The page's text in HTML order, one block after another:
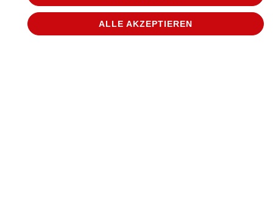
JETZT BESTELLEN
ALLE AKZEPTIEREN